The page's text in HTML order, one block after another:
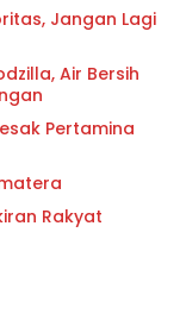
Jangan Lagi
Air Bersih
Pertamina
Rakyat